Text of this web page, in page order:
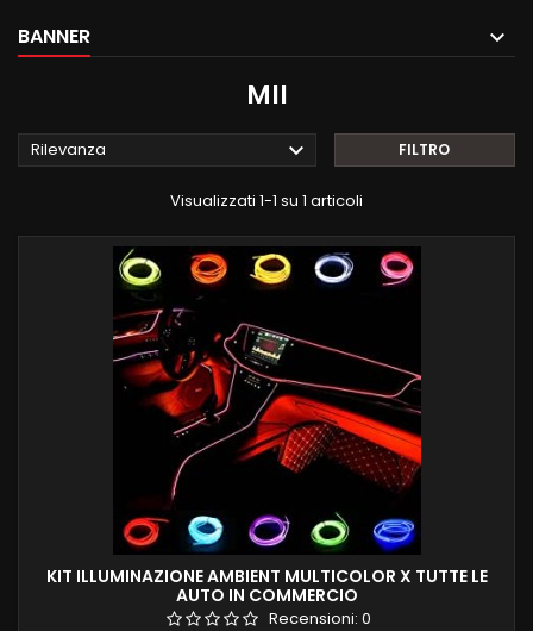
BANNER
MII
Rilevanza  FILTRO
Visualizzati 1-1 su 1 articoli
KIT ILLUMINAZIONE AMBIENT MULTICOLOR X TUTTE LE
AUTO IN COMMERCIO
Recensioni: 0